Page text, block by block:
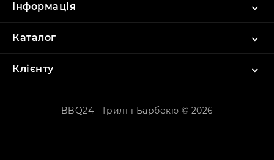
Інформація
Каталог
Клієнту
BBQ24 - Грилі і Барбекю © 2026